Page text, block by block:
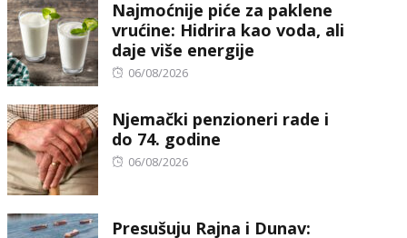
Najmoćnije piće za paklene
vrućine: Hidrira kao voda, ali
daje više energije
Posted
06/08/2026
Njemački penzioneri rade i
do 74. godine
Posted
06/08/2026
Presušuju Rajna i Dunav: